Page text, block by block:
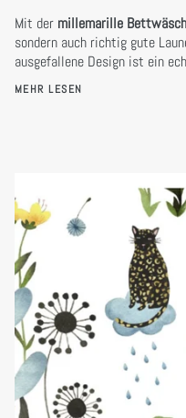
Mit der millemarille
sondern auch richtig gute
ausgefallene Design ist ein
MEHR LESEN